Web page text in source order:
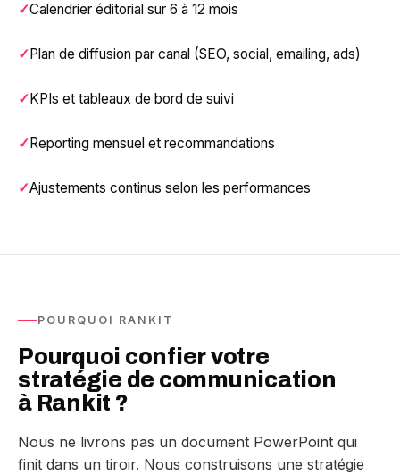
Calendrier éditorial sur 6 à 12 mois
Plan de diffusion par canal (SEO, social, emailing, ads)
KPIs et tableaux de bord de suivi
Reporting mensuel et recommandations
Ajustements continus selon les performances
POURQUOI RANKIT
Pourquoi confier votre
stratégie de communication
à Rankit ?
Nous ne livrons pas un document PowerPoint qui
finit dans un tiroir. Nous construisons une stratégie